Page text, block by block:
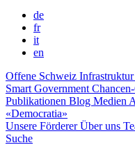
de
fr
it
en
Offene Schweiz
Smart Government
Publikationen Blog Medien
«Democratia»
Unsere FördererÜber uns
Suche